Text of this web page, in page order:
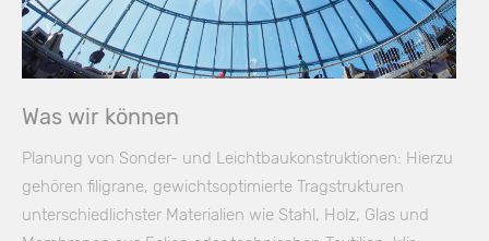
Was wir können
Planung von Sonder- und Leichtbaukonstruktionen: Hierzu
gehören filigrane, gewichtsoptimierte Tragstrukturen
unterschiedlichster Materialien wie Stahl, Holz, Glas und